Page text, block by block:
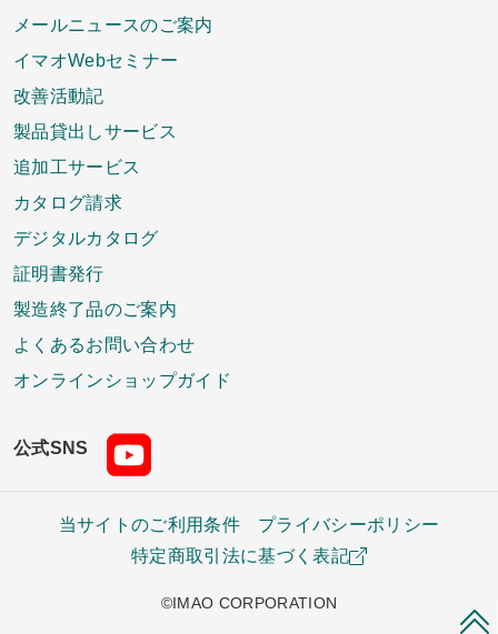
メールニュースのご案内
イマオWebセミナー
改善活動記
製品貸出しサービス
追加工サービス
カタログ請求
デジタルカタログ
証明書発行
製造終了品のご案内
よくあるお問い合わせ
オンラインショップガイド
公式SNS
©IMAO CORPORATION
当サイトのご利用条件
プライバシーポリシー
特定商取引法に基づく表記